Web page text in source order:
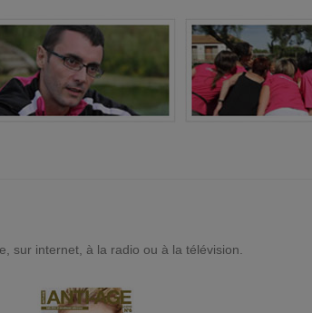
sur internet, à la radio ou à la télévision.